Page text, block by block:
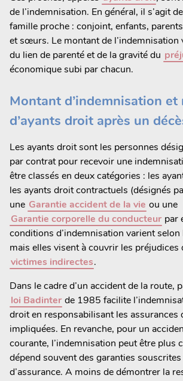
de l’indemnisation. En général, il s’agit
famille proche : conjoint, enfants,
et sœurs. Le montant de l’indemnisation
du lien de parenté et de la gravité du
économique subi par chacun.
Montant d’indemnisation et
d’ayants droit après un
Les ayants droit sont les personnes
par contrat pour recevoir une
être classés en deux catégories : les
les ayants droit contractuels (désignés
une Garantie accident de la vie ou une
Garantie corporelle du conducteur par
conditions d’indemnisation varient selon
mais elles visent à couvrir les préjudices
victimes indirectes.
Dans le cadre d’un accident de la route,
loi Badinter de 1985 facilite
droit en responsabilisant les assurances
impliquées. En revanche, pour un
courante, l’indemnisation peut être plus
dépend souvent des garanties
d’assurance. A moins de démontrer la